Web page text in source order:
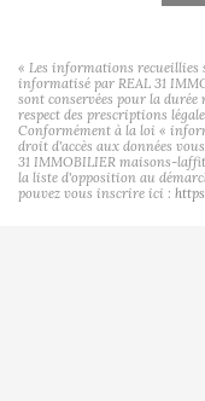
« Les informations recueillies
informatisé par REAL 31
sont conservées pour la
respect des prescriptions
Conformément à la loi «
droit d'accès aux données
31 IMMOBILIER maisons-
la liste d'opposition au
pouvez vous inscrire ici :